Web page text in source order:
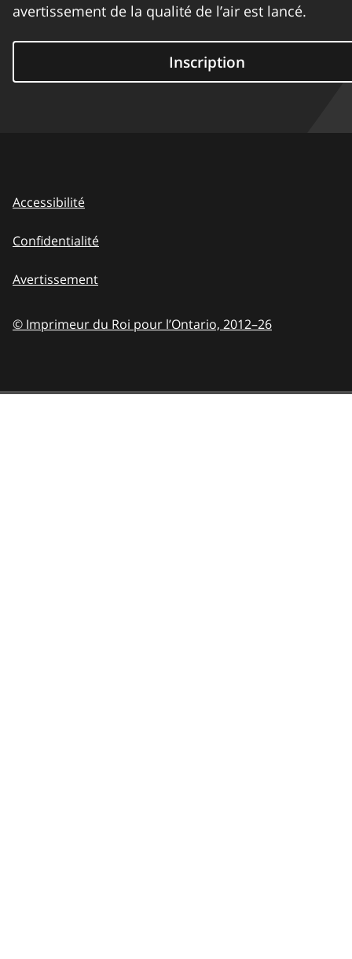
avertissement de la qualité de l’air est lancé.
Inscription
Accessibilité
Confidentialité
Avertissement
© Imprimeur du Roi pour l’Ontario, 2012–26